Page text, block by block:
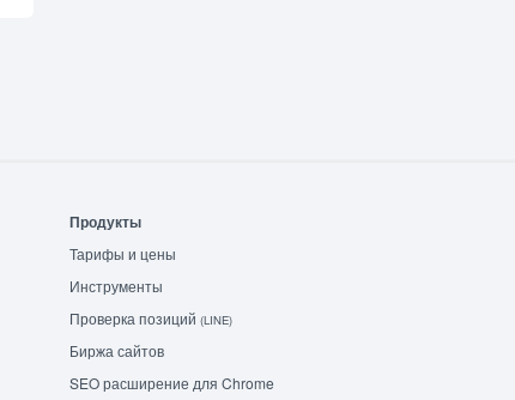
Продукты
Тарифы и цены
Инструменты
Проверка позиций (LINE)
Биржа сайтов
SEO расширение для Chrome